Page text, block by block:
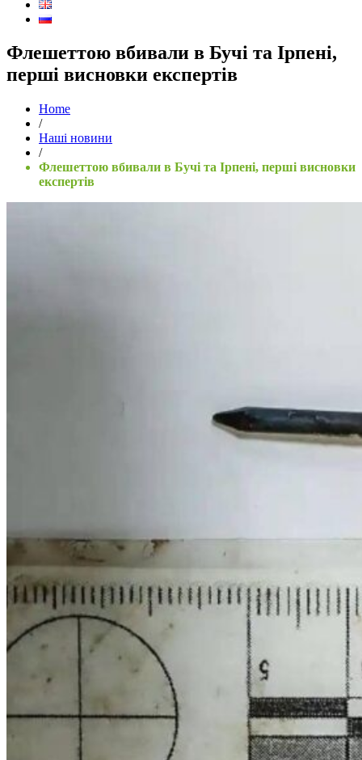
Флешеттою вбивали в Бучі та Ірпені,
перші висновки експертів
Home
/
Наші новини
/
Флешеттою вбивали в Бучі та Ірпені, перші висновки
експертів